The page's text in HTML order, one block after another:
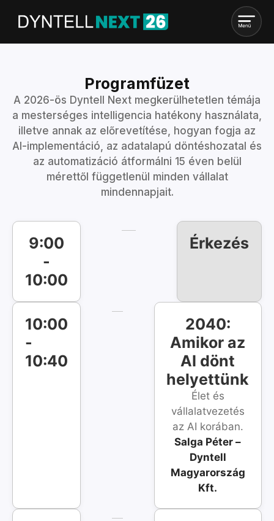
Programfüzet
A 2026-ös Dyntell Next megkerülhetetlen témája
a mesterséges intelligencia hatékony használata,
illetve annak az előrevetítése, hogyan fogja az
AI-implementáció, az adatalapú döntéshozatal és
az automatizáció átformálni 15 éven belül
mérettől függetlenül minden vállalat
mindennapjait.
9:00
-
10:00
Érkezés
10:00
-
10:40
Salga Péter –
Dyntell
Magyarország
Kft.
Élet és
vállalatvezetés
az AI korában.
2040:
Amikor az
AI dönt
helyettünk